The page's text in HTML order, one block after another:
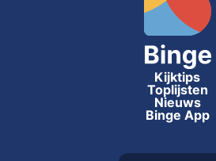
Kijktips
Toplijsten
Nieuws
Binge App